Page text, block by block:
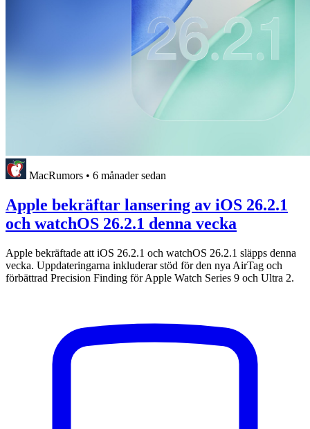
MacRumors • 6 månader sedan
Apple bekräftar lansering av iOS 26.2.1
och watchOS 26.2.1 denna vecka
Apple bekräftade att iOS 26.2.1 och watchOS 26.2.1 släpps denna
vecka. Uppdateringarna inkluderar stöd för den nya AirTag och
förbättrad Precision Finding för Apple Watch Series 9 och Ultra 2.